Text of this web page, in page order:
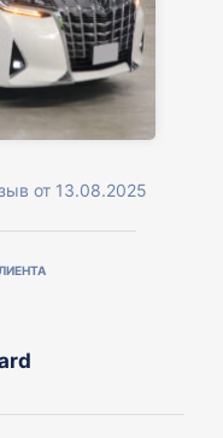
от 13.08.2025